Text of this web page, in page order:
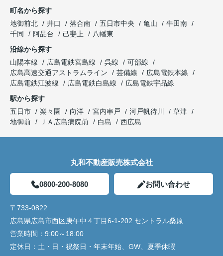
町名から探す
地御前北
井口 落合南 五日市中央 亀山
牛田南
千同
阿品台 己斐上
八幡東
沿線から探す
山陽本線
広島電鉄宮島線 呉線
可部線
広島高速交通アストラムライン
芸備線
広島電鉄本線
広島電鉄江波線
広島電鉄白島線
広島電鉄宇品線
駅から探す
五日市
楽々園 向洋 宮内串戸 河戸帆待川
草津
地御前
ＪＡ広島病院前 白島 西広島
丸和不動産販売株式会社
0800-200-8080 お問い合わせ
〒733-0822
広島県広島市西区庚午中４丁目6-1-202 セントラル桑原
営業時間： 9:00～18:00
定休日： 土・日・祝祭日・年末年始、GW、夏季休暇